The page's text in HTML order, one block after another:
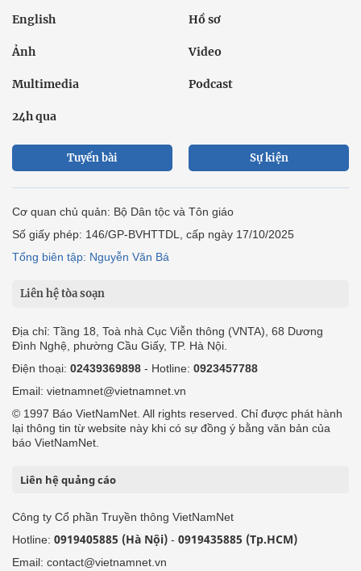
English Hồ sơ
Ảnh Video
Multimedia Podcast
24h qua
Tuyến bài Sự kiện
Cơ quan chủ quản: Bộ Dân tộc và Tôn giáo
Số giấy phép: 146/GP-BVHTTDL, cấp ngày 17/10/2025
Tổng biên tập: Nguyễn Văn Bá
Liên hệ tòa soạn
Địa chỉ: Tầng 18, Toà nhà Cục Viễn thông (VNTA), 68 Dương
Đình Nghệ, phường Cầu Giấy, TP. Hà Nội.
Điện thoại: 02439369898 - Hotline: 0923457788
Email: vietnamnet@vietnamnet.vn
© 1997 Báo VietNamNet. All rights reserved. Chỉ được phát hành
lại thông tin từ website này khi có sự đồng ý bằng văn bản của
báo VietNamNet.
Liên hệ quảng cáo
Công ty Cổ phần Truyền thông VietNamNet
Hotline: 0919405885 (Hà Nội) - 0919435885 (Tp.HCM)
Email: contact@vietnamnet.vn